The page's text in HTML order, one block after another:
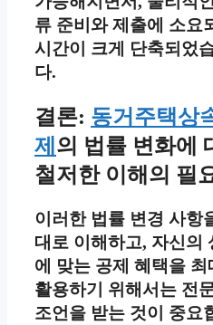
류 준비와 제출에 소요
시간이 크게 단축되었
다.
결론: 동거주택상
제 의 법률 변화에
철저한 이해의 필
이러한 법률 변경 사항
대로 이해하고, 자신의
에 맞는 공제 혜택을 최
활용하기 위해서는 전
조언을 받는 것이 중요